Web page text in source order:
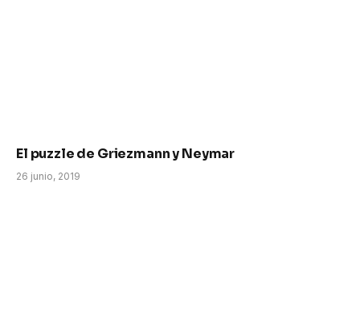
El puzzle de Griezmann y Neymar
26 junio, 2019